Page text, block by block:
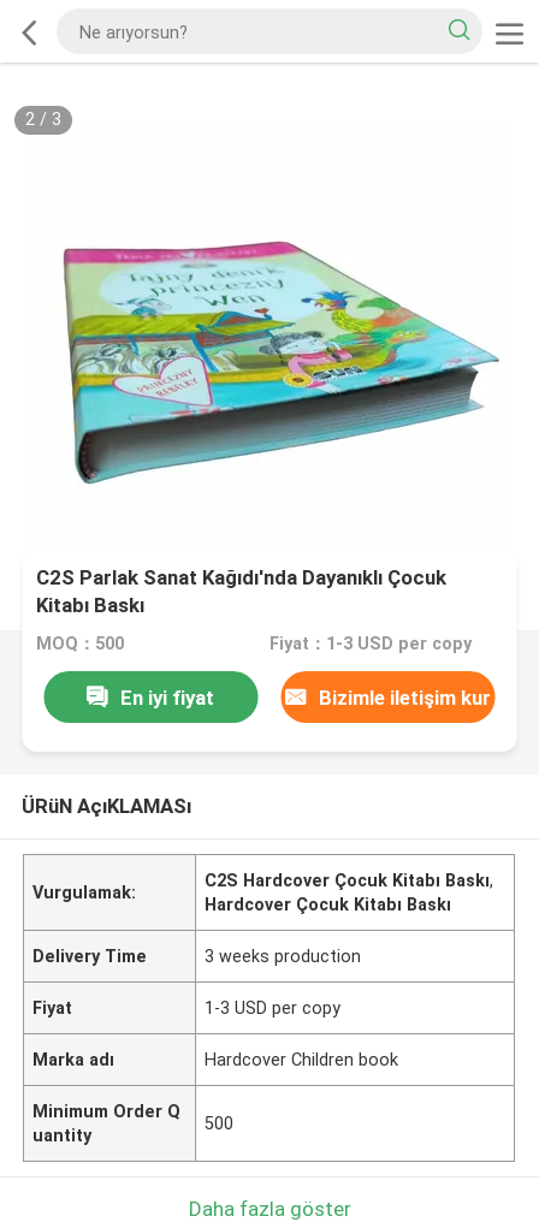
2/ 3
C2S Parlak Sanat Kağıdı'nda Dayanıklı Çocuk
Kitabı Baskı
MOQ：500 Fiyat：1-3 USD per copy
En iyi fiyat Bizimle iletişim kur
ÜRüN AçıKLAMASı
Vurgulamak:
C2S Hardcover Çocuk Kitabı Baskı,
Hardcover Çocuk Kitabı Baskı
Delivery Time 3 weeks production
Fiyat 1-3 USD per copy
Marka adı Hardcover Children book
Minimum Order Q
uantity
500
Daha fazla göster